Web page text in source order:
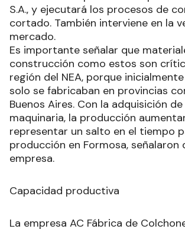
S.A., y ejecutará los procesos de
cortado. También interviene en la
mercado.
Es importante señalar que
construcción como estos son
región del NEA, porque
solo se fabricaban en provincias
Buenos Aires. Con la adquisición
maquinaria, la producción
representar un salto en el tiempo
producción en Formosa, señalaron
empresa.
Capacidad productiva
La empresa AC Fábrica de